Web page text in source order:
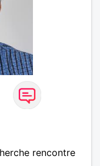
rencontre